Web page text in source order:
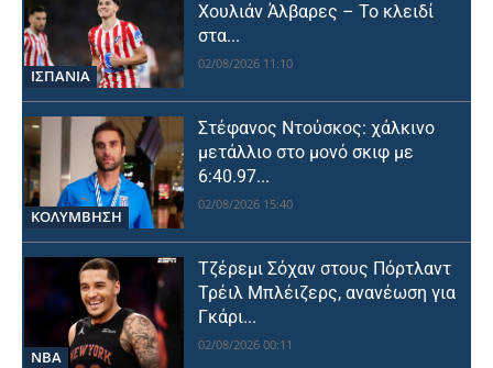
ΙΣΠΑΝΙΑ
Χουλιάν Άλβαρες – Το κλειδί
στα...
02/08/2026 11:10
ΚΟΛΥΜΒΗΣΗ
Στέφανος Ντούσκος: χάλκινο
μετάλλιο στο μονό σκιφ με
6:40.97...
02/08/2026 15:40
NBA
Τζέρεμι Σόχαν στους Πόρτλαντ
Τρέιλ Μπλέιζερς, ανανέωση για
Γκάρι...
02/08/2026 00:11